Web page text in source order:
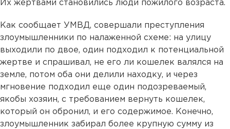
Их жертвами становились люди пожилого возраста.
Как сообщает УМВД, совершали преступления
злоумышленники по налаженной схеме: на улицу
выходили по двое, один подходил к потенциальной
жертве и спрашивал, не его ли кошелек валялся на
земле, потом оба они делили находку, и через
мгновение подходил еще один подозреваемый,
якобы хозяин, с требованием вернуть кошелек,
который он обронил, и его содержимое. Конечно,
злоумышленник забирал более крупную сумму из